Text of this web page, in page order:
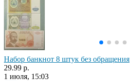
Набор банкнот 8 штук без обращения
29.99 р.
1 июля, 15:03